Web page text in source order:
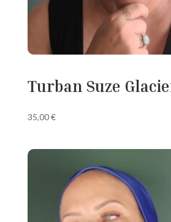
Turban Suze
35,00€